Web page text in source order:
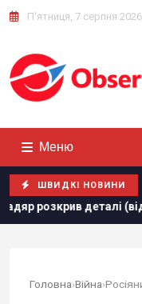
П'ятниця, 7 серпня 2026
Меню
ШВИДКІ НОВИНИ
(відео)
Головна›Війна›